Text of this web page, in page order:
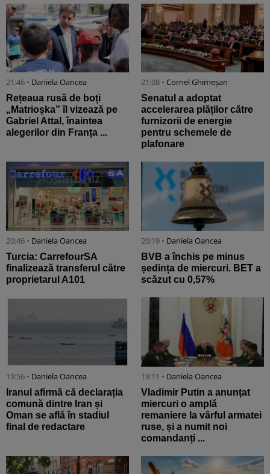
21:46 • Daniela Oancea
Rețeaua rusă de boți
„Matrioșka” îl vizează pe
Gabriel Attal, înaintea
alegerilor din Franța ...
21:08 • Cornel Ghimeșan
Senatul a adoptat
accelerarea plăților către
furnizorii de energie
pentru schemele de
plafonare
20:46 • Daniela Oancea
Turcia: CarrefourSA
finalizează transferul către
proprietarul A101
20:19 • Daniela Oancea
BVB a închis pe minus
ședința de miercuri. BET a
scăzut cu 0,57%
19:56 • Daniela Oancea
Iranul afirmă că declarația
comună dintre Iran și
Oman se află în stadiul
final de redactare
19:11 • Daniela Oancea
Vladimir Putin a anunțat
miercuri o amplă
remaniere la vârful armatei
ruse, și a numit noi
comandanți ...